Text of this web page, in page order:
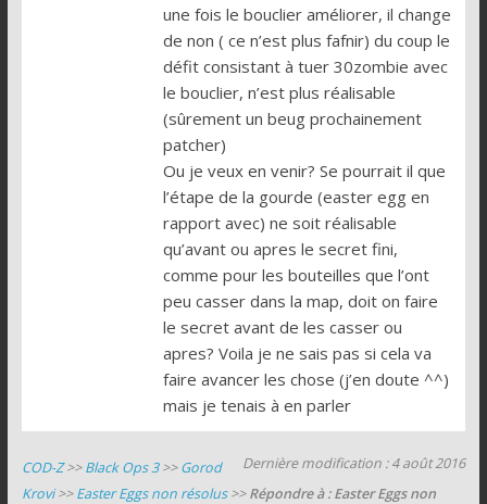
une fois le bouclier améliorer, il change
de non ( ce n’est plus fafnir) du coup le
défit consistant à tuer 30zombie avec
le bouclier, n’est plus réalisable
(sûrement un beug prochainement
patcher)
Ou je veux en venir? Se pourrait il que
l’étape de la gourde (easter egg en
rapport avec) ne soit réalisable
qu’avant ou apres le secret fini,
comme pour les bouteilles que l’ont
peu casser dans la map, doit on faire
le secret avant de les casser ou
apres? Voila je ne sais pas si cela va
faire avancer les chose (j’en doute ^^)
mais je tenais à en parler
Dernière modification : 4 août 2016
COD-Z>>Black Ops 3>>Gorod
Krovi>>Easter Eggs non résolus>>Répondre à : Easter Eggs non